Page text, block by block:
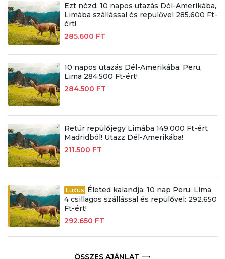
Ezt nézd: 10 napos utazás Dél-Amerikába,
Limába szállással és repülővel 285.600 Ft-
ért!
285.600 FT
10 napos utazás Dél-Amerikába: Peru,
Lima 284.500 Ft-ért!
284.500 FT
Retúr repülőjegy Limába 149.000 Ft-ért
Madridból! Utazz Dél-Amerikába!
211.500 FT
Luxus Életed kalandja: 10 nap Peru, Lima
4 csillagos szállással és repülővel: 292.650
Ft-ért!
292.650 FT
ÖSSZES AJÁNLAT